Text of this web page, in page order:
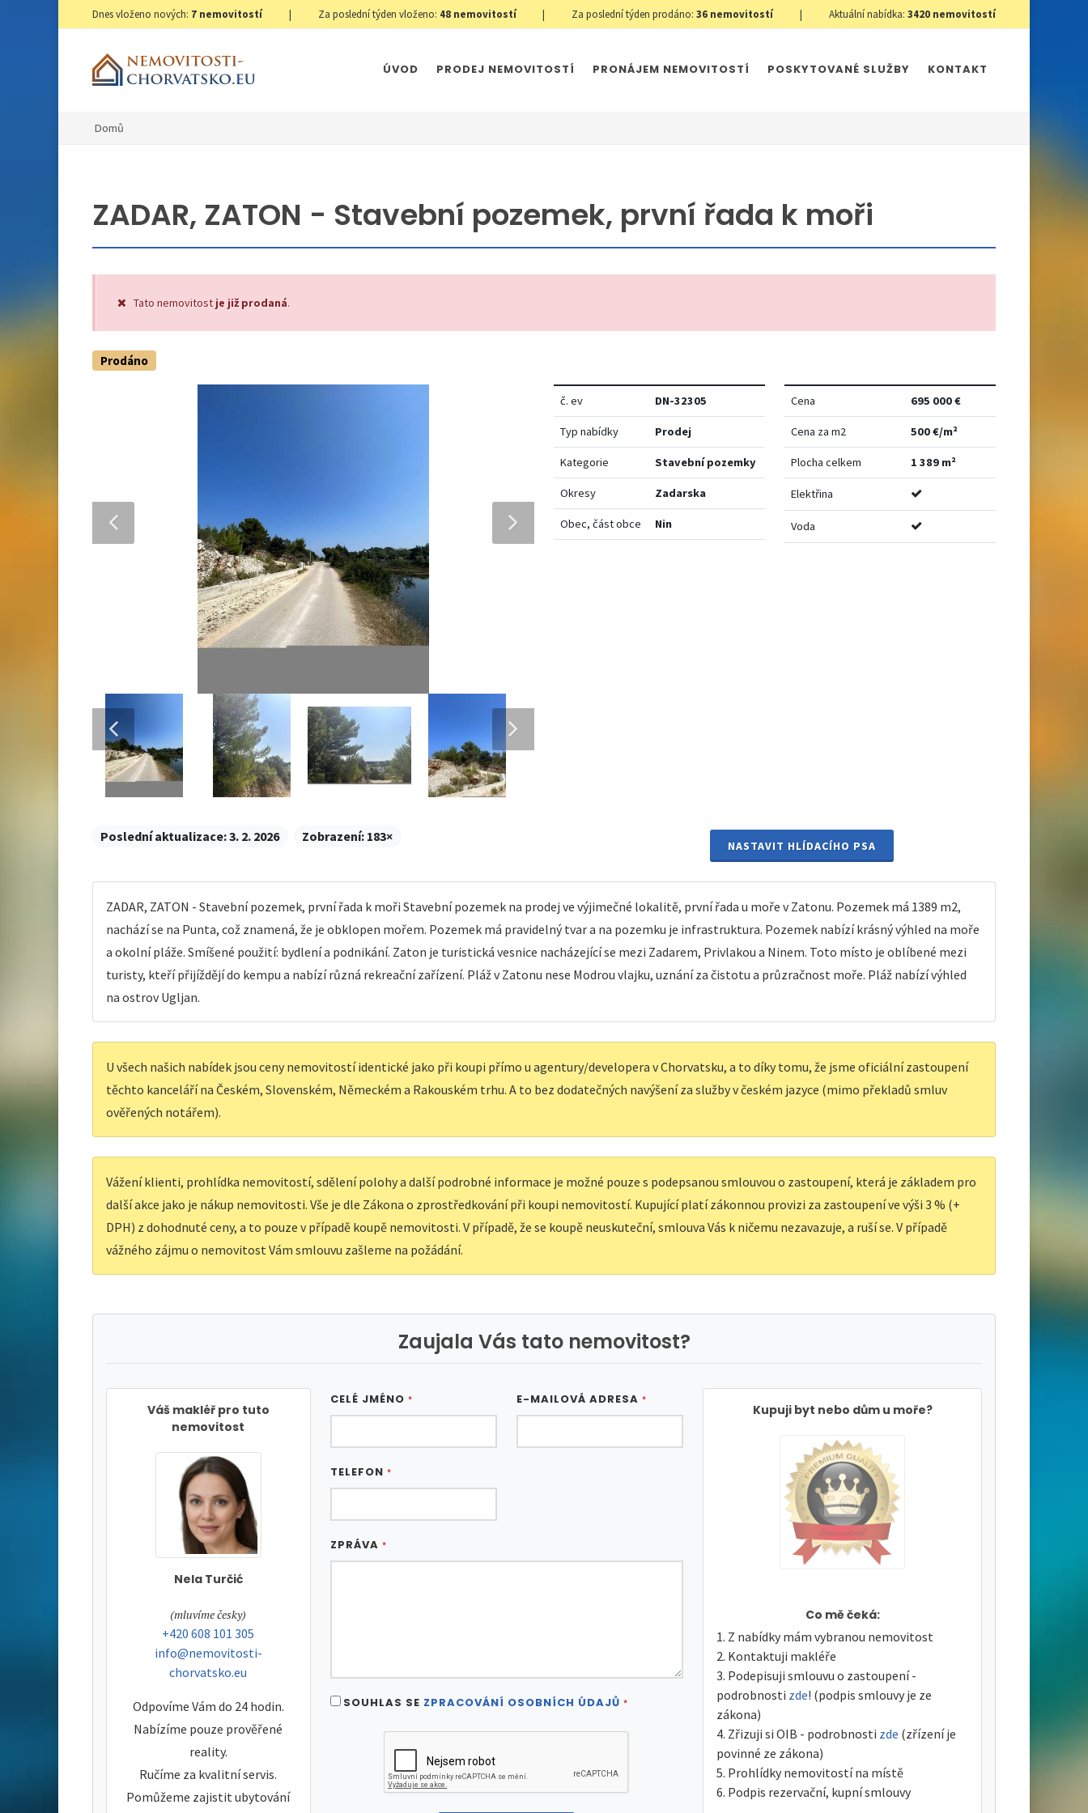
Dnes vloženo nových: 7 nemovitostí | Za poslední týden vloženo: 48 nemovitostí | Za poslední týden prodáno:36 nemovitostí | Aktuální nabídka: 3420 nemovitostí
ÚVOD PRODEJ NEMOVITOSTÍ PRONÁJEM NEMOVITOSTÍ POSKYTOVANÉ SLUŽBY KONTAKT
Domů
ZADAR, ZATON - Stavební pozemek, první řada k moři
Tato nemovitost je již prodaná.
Prodáno
č. ev DN-32305
Typ nabídky Prodej
Kategorie Stavební pozemky
Okresy Zadarska
Obec, část obce Nin
Cena 695 000 €
Cena za m2 500 €/m²
Plocha celkem 1 389 m²
Elektřina
Voda
Poslední aktualizace:3. 2. 2026 Zobrazení: 183×
NASTAVIT HLÍDACÍHO PSA
ZADAR, ZATON - Stavební pozemek, první řada k moři Stavební pozemek na prodej ve výjimečné lokalitě, první řada u moře v Zatonu. Pozemek má 1389 m2,
nachází se na Punta, což znamená, že je obklopen mořem. Pozemek má pravidelný tvar a na pozemku je infrastruktura. Pozemek nabízí krásný výhled na moře
a okolní pláže. Smíšené použití: bydlení a podnikání. Zaton je turistická vesnice nacházející se mezi Zadarem, Privlakou a Ninem. Toto místo je oblíbené mezi
turisty, kteří přijíždějí do kempu a nabízí různá rekreační zařízení. Pláž v Zatonu nese Modrou vlajku, uznání za čistotu a průzračnost moře. Pláž nabízí výhled
na ostrov Ugljan.
U všech našich nabídek jsou ceny nemovitostí identické jako při koupi přímo u agentury/developera v Chorvatsku, a to díky tomu, že jsme oficiální zastoupení
těchto kanceláří na Českém, Slovenském, Německém a Rakouském trhu. A to bez dodatečných navýšení za služby v českém jazyce (mimo překladů smluv
ověřených notářem).
Vážení klienti, prohlídka nemovitostí, sdělení polohy a další podrobné informace je možné pouze s podepsanou smlouvou o zastoupení, která je základem pro
další akce jako je nákup nemovitosti. Vše je dle Zákona o zprostředkování při koupi nemovitostí. Kupující platí zákonnou provizi za zastoupení ve výši 3 % (+
DPH) z dohodnuté ceny, a to pouze v případě koupě nemovitosti. V případě, že se koupě neuskuteční, smlouva Vás k ničemu nezavazuje, a ruší se. V případě
vážného zájmu o nemovitost Vám smlouvu zašleme na požádání.
Zaujala Vás tato nemovitost?
Váš makléř pro tuto
nemovitost
Nela Turčić
tel:
(mluvíme česky)
tel:
+420 608 101 305
e-mail:
info@nemovitosti-
chorvatsko.eu
Odpovíme Vám do 24 hodin.
Nabízíme pouze prověřené
reality.
Ručíme za kvalitní servis.
Pomůžeme zajistit ubytování
CELÉ JMÉNO * E-MAILOVÁ ADRESA *
TELEFON *
ZPRÁVA *
SOUHLAS SE ZPRACOVÁNÍ OSOBNÍCH ÚDAJŮ *
Kupuji byt nebo dům u moře?
Co mě čeká:
Z nabídky mám vybranou nemovitost
Kontaktuji makléře
Podepisuji smlouvu o zastoupení -
podrobnosti zde! (podpis smlouvy je ze
zákona)
Zřizuji si OIB - podrobnosti zde (zřízení je
povinné ze zákona)
Prohlídky nemovitostí na místě
Podpis rezervační, kupní smlouvy